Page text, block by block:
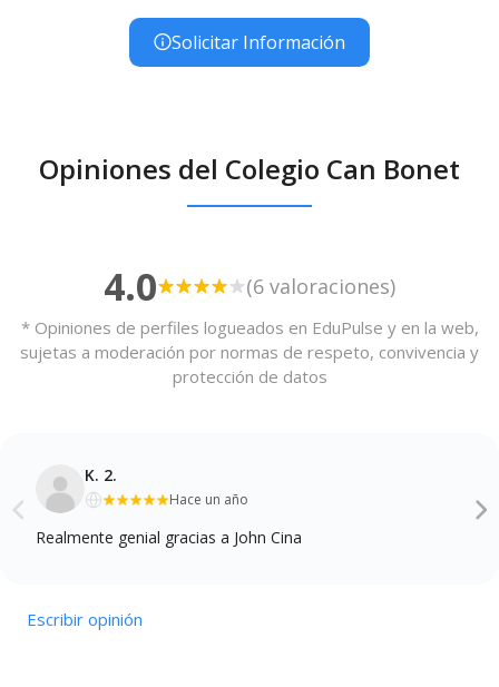
Solicitar Información
Opiniones del Colegio Can Bonet
4.0 (6 valoraciones)
* Opiniones de perfiles logueados en EduPulse y en la web,
sujetas a moderación por normas de respeto, convivencia y
protección de datos
K. 2.
Hace un año
Realmente genial gracias a John Cina
Escribir opinión